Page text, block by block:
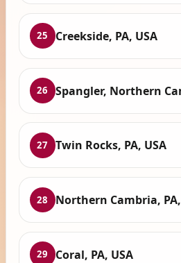
25 Creekside, PA, USA
26 Spangler, Northern
27 Twin Rocks, PA, USA
28 Northern Cambria, PA,
29 Coral, PA, USA